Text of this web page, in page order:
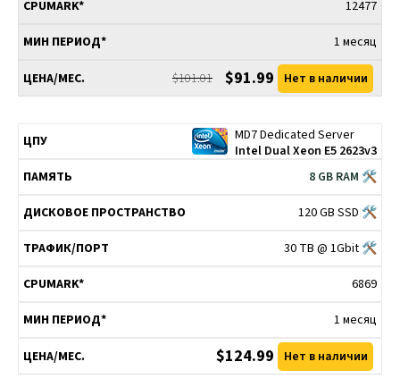
12477
1 месяц
$101.01 $91.99 Нет в наличии
MD7 Dedicated Server
Intel Dual Xeon E5 2623v3
8 GB RAM 🛠
120 GB SSD 🛠
30 TB @ 1Gbit 🛠
6869
1 месяц
$124.99 Нет в наличии